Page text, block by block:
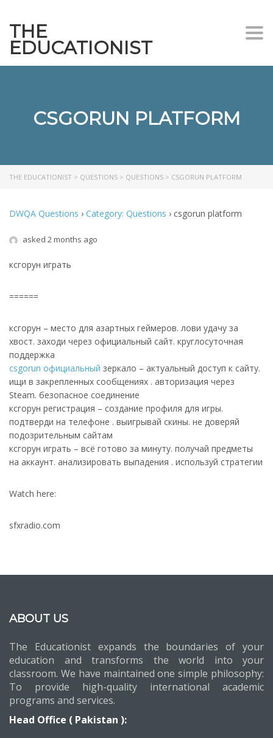
THE
EDUCATIONIST
CSGORUN PLATFORM
THE EDUCATIONIST > QUESTIONS > QUESTIONS > CSGORUN PLATFORM
DWQA Questions › Category: Questions › csgorun platform
asked 2 months ago
ксгорун играть
======
ксгорун – место для азартных геймеров. лови удачу за
хвост. заходи через официальный сайт. круглосуточная
поддержка
csgorun официальный зеркало – актуальный доступ к сайту.
ищи в закрепленных сообщениях . авторизация через
Steam. безопасное соединение
ксгорун регистрация – создание профиля для игры.
подтверди на телефоне . выигрывай скины. не доверяй
подозрительным сайтам
ксгорун играть – всё готово за минуту. получай предметы
на аккаунт. анализировать выпадения . используй стратегии
Watch here:
sfxradio.com
ABOUT US
The Educationist expands the boundaries of your
education and transforms the world into your
classroom. We have maintained one simple philosophy:
To provide high-quality international academic
programs and services.
Head Office ( Pakistan ):